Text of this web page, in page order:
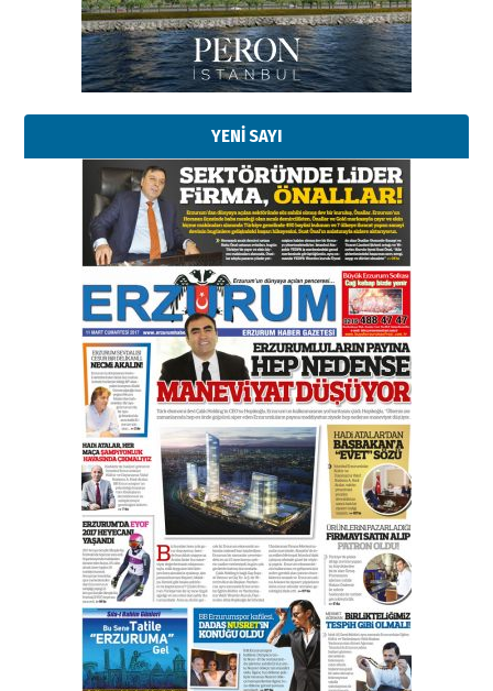
YENİ SAYI
Esat BİNDESEN
Başkan Sekmen’den Erzurum’a
bir vizyon proje daha!
02 Ağustos 2026 Pazar
Kadir SABUNCUOĞLU
Erzurumspor’un köşe taşları
29 Haziran 2026 Pazartesi
Kenan GÜLERCİ
Murat Şahsuvaroğlu ERKON’da
çıtayı yukarı taşırken,
yönetimdekiler aşağı
çekmemeli!
17 Şubat 2026 SalıOrhan BOZKURT
Bir fotoğraf, bir şehir, bir
gazeteci… Dizginler kimin
elinde?
31 Mart 2026 Salı
A. Berhan Yılmaz
BİR BÖLÜM DEĞİL, BİR ÖMÜR
SEÇİYORSUNUZ… “NEDEN
ATATÜRK ÜNİVERSİTESİ?”
28 Temmuz 2026 Salı
Ahmet Gökhan YAZICI
Ahmed Yesevi’den bir Alperen…
”Reisimiz” idi… Hakka yürüdü.!
26 Mart 2026 Perşembe